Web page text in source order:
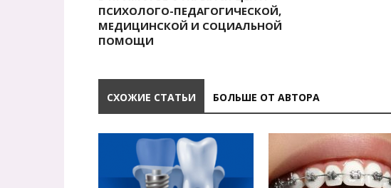
ПСИХОЛОГО-ПЕДАГОГИЧЕСКОЙ,
МЕДИЦИНСКОЙ И СОЦИАЛЬНОЙ
ПОМОЩИ
СХОЖИЕ СТАТЬИ БОЛЬШЕ ОТ АВТОРА